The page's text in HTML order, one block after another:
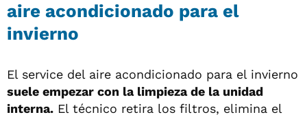
aire acondicionado para el
invierno
El service del aire acondicionado para el invierno
suele empezar con la limpieza de la unidad
interna. El técnico retira los filtros, elimina el